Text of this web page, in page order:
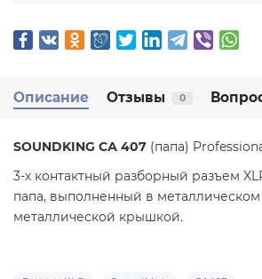
Описание Отзывы 0
SOUNDKING СА 407 (папа)
3-х контактный разборный разъем
папа, выполненный в металлическом
металлической крышкой.